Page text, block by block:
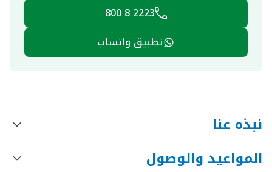
2223 8 800
تطبيق واتساب
نبذه عنا
المواعيد والوصول